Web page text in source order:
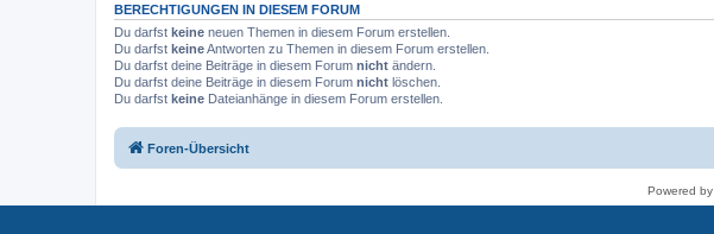
BERECHTIGUNGEN IN DIESEM FORUM
Du darfst keine neuen Themen in diesem Forum erstellen.
Du darfst keineAntworten zu Themen in diesem Forum erstellen.
Du darfst deine Beiträge in diesem Forum nicht ändern.
Du darfst deine Beiträge in diesem Forum nicht löschen.
Du darfst keine Dateianhänge in diesem Forum erstellen.
Foren-Übersicht
Powered by